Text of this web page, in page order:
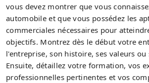
vous devez montrer que vous
automobile et que vous possédez les
commerciales nécessaires pour
objectifs. Montrez dès le début votre
l'entreprise, son histoire, ses valeurs ou
Ensuite, détaillez votre formation, vos
professionnelles pertinentes et vos